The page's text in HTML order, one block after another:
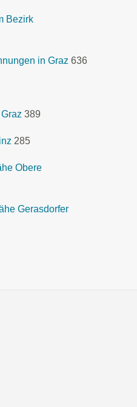
Bezirk
in Graz 636
389
285
Obere
Gerasdorfer